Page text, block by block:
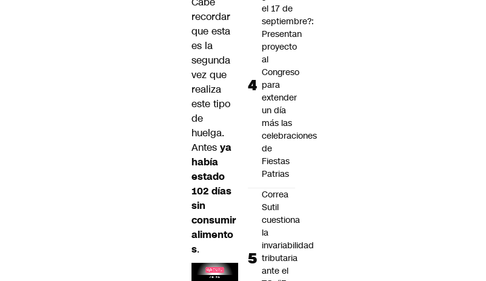
recordar
que esta
es la
segunda
vez que
realiza
este tipo
de
huelga.
Antes ya
había
estado
102 días
sin
consumir
alimento
s.
el 17 de
septiembre?:
Presentan
proyecto
al
Congreso
para
extender
un día
más las
celebraciones
de
Fiestas
Patrias
Correa
Sutil
cuestiona
la
invariabilidad
tributaria
ante el